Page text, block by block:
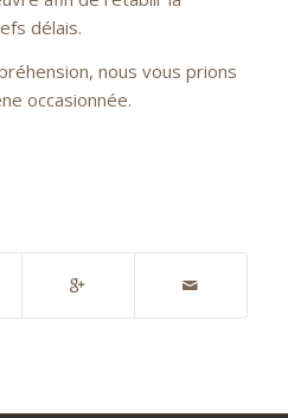
délais.
nous vous prions
occasionnée.